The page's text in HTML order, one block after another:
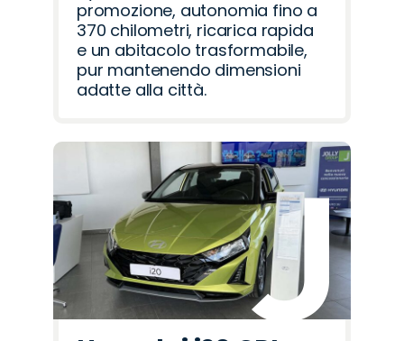
promozione, autonomia fino a
370 chilometri, ricarica rapida
e un abitacolo trasformabile,
pur mantenendo dimensioni
adatte alla città.